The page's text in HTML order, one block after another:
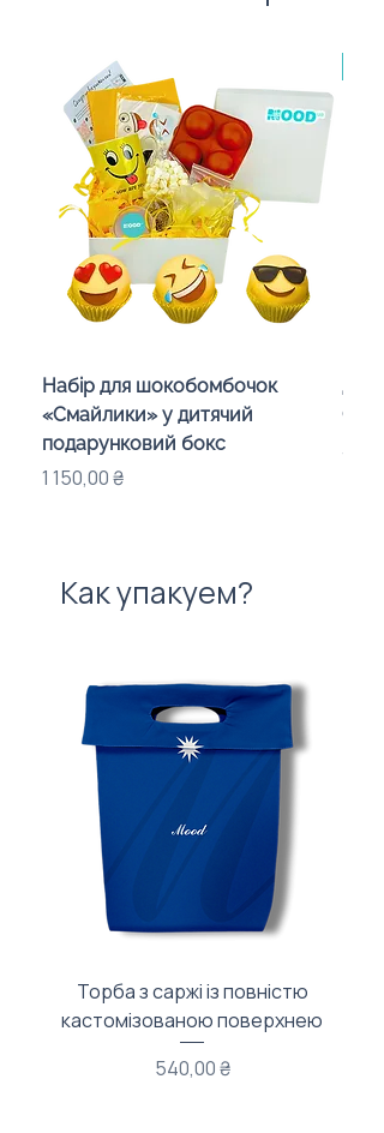
Набір для шокобомбочок
«Смайлики» у дитячий
подарунковий бокс
Цена
1 150,00 ₴
Цена
Как упакуем?
Торба з саржі із повністю
кастомізованою поверхнею
Цена
540,00 ₴